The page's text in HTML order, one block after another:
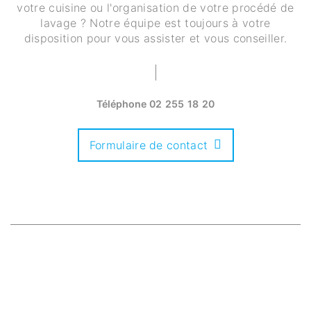
votre cuisine ou l'organisation de votre procédé de
lavage ? Notre équipe est toujours à votre
disposition pour vous assister et vous conseiller.
Téléphone 02 255 18 20
Formulaire de contact